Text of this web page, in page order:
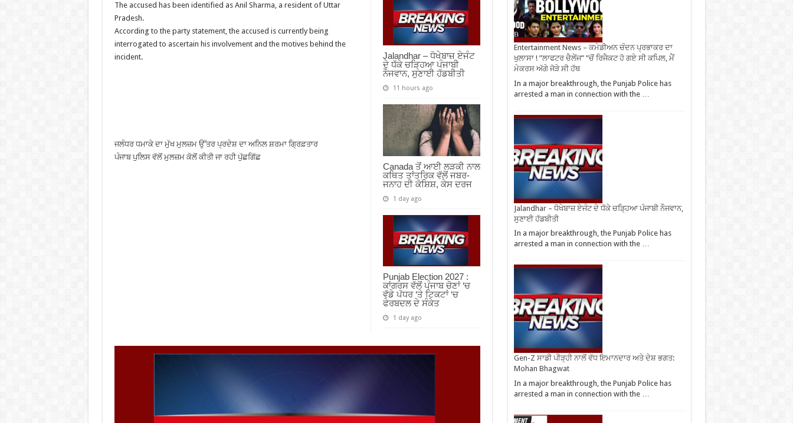
Jalandhar – ਧੋਖੇਬਾਜ਼ ਏਜੰਟ
ਦੇ ਧੱਕੇ ਚੜ੍ਹਿਆ ਪੰਜਾਬੀ
ਨੌਜਵਾਨ, ਸੁਣਾਈ ਹੱਡਬੀਤੀ
11 hours ago
Canada ਤੋਂ ਆਈ ਲੜਕੀ ਨਾਲ
ਕਥਿਤ ਤਾਂਤਰਿਕ ਵੱਲੋਂ ਜਬਰ-
ਜਨਾਹ ਦੀ ਕੋਸ਼ਿਸ਼, ਕੇਸ ਦਰਜ
1 day ago
Punjab Election 2027 :
ਕਾਂਗਰਸ ਵੱਲੋਂ ਪੰਜਾਬ ਚੋਣਾਂ ‘ਚ
ਵੱਡੇ ਪੱਧਰ ‘ਤੇ ਟਿਕਟਾਂ ‘ਚ
ਫੇਰਬਦਲ ਦੇ ਸੰਕੇਤ
1 day ago
The accused has been identified as Anil Sharma, a resident of Uttar
Pradesh.
According to the party statement, the accused is currently being
interrogated to ascertain his involvement and the motives behind the
incident.
ਜਲੰਧਰ ਧਮਾਕੇ ਦਾ ਮੁੱਖ ਮੁਲਜ਼ਮ ਉੱਤਰ ਪ੍ਰਦੇਸ਼ ਦਾ ਅਨਿਲ ਸ਼ਰਮਾ ਗ੍ਰਿਫ਼ਤਾਰ
ਪੰਜਾਬ ਪੁਲਿਸ ਵੱਲੋਂ ਮੁਲਜ਼ਮ ਕੋਲੋਂ ਕੀਤੀ ਜਾ ਰਹੀ ਪੁੱਛਗਿੱਛ
Entertainment News – ਕਮੇਡੀਅਨ ਚੰਦਨ ਪ੍ਰਭਾਕਰ ਦਾ
ਖੁਲਾਸਾ ! ”ਲਾਫਟਰ ਚੈਲੇਂਜ” ”ਚੋਂ ਰਿਜੈਕਟ ਹੋ ਗਏ ਸੀ ਕਪਿਲ, ਮੈਂ
ਮੇਕਰਸ ਅੱਗੇ ਜੋੜੇ ਸੀ ਹੱਥ
In a major breakthrough, the Punjab Police has
arrested a man in connection with the …
Jalandhar – ਧੋਖੇਬਾਜ਼ ਏਜੰਟ ਦੇ ਧੱਕੇ ਚੜ੍ਹਿਆ ਪੰਜਾਬੀ ਨੌਜਵਾਨ,
ਸੁਣਾਈ ਹੱਡਬੀਤੀ
In a major breakthrough, the Punjab Police has
arrested a man in connection with the …
Gen-Z ਸਾਡੀ ਪੀੜ੍ਹੀ ਨਾਲੋਂ ਵੱਧ ਇਮਾਨਦਾਰ ਅਤੇ ਦੇਸ਼ ਭਗਤ:
Mohan Bhagwat
In a major breakthrough, the Punjab Police has
arrested a man in connection with the …